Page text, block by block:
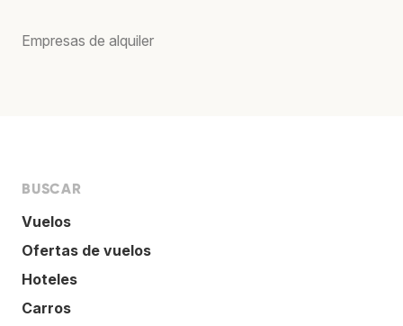
Empresas de alquiler
BUSCAR
Vuelos
Ofertas de vuelos
Hoteles
Carros